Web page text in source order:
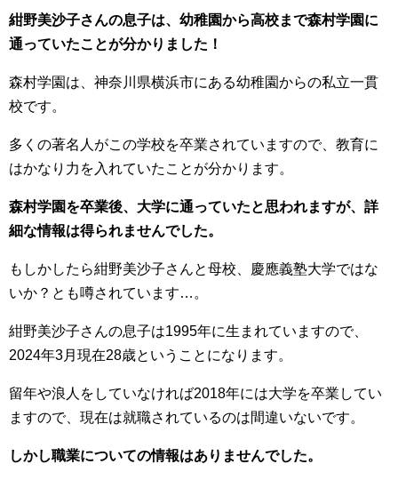
紺野美沙子さんの息子は、幼稚園から高校まで森村学園に
通っていたことが分かりました！
森村学園は、神奈川県横浜市にある幼稚園からの私立一貫
校です。
多くの著名人がこの学校を卒業されていますので、教育に
はかなり力を入れていたことが分かります。
森村学園を卒業後、大学に通っていたと思われますが、詳
細な情報は得られませんでした。
もしかしたら紺野美沙子さんと母校、慶應義塾大学ではな
いか？とも噂されています…。
紺野美沙子さんの息子は1995年に生まれていますので、
2024年3月現在28歳ということになります。
留年や浪人をしていなければ2018年には大学を卒業してい
ますので、現在は就職されているのは間違いないです。
しかし職業についての情報はありませんでした。